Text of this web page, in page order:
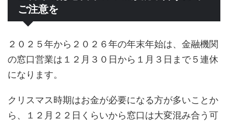
ご注意を
２０２５年から２０２６年の年末年始は、金融機関
の窓口営業は１２月３０日から１月３日まで５連休
になります。
クリスマス時期はお金が必要になる方が多いことか
ら、１２月２２日くらいから窓口は大変混み合う可